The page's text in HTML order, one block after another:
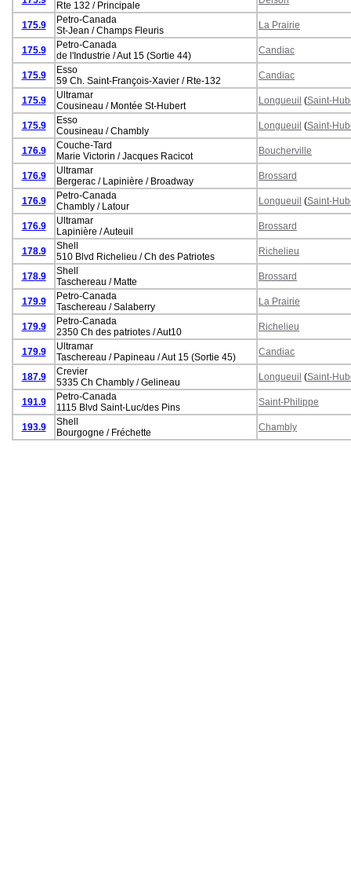
Rte 132 / Principale
175.9
Petro-Canada
St-Jean / Champs Fleuris
La Prairie
175.9
Petro-Canada
de l'Industrie / Aut 15 (Sortie 44)
Candiac
175.9
Esso
59 Ch. Saint-François-Xavier / Rte-132
Candiac
175.9
Ultramar
Cousineau / Montée St-Hubert
Longueuil (Saint-
175.9
Esso
Cousineau / Chambly
Longueuil (Saint-
176.9
Couche-Tard
Marie Victorin / Jacques Racicot
Boucherville
176.9
Ultramar
Bergerac / Lapinière / Broadway
Brossard
176.9
Petro-Canada
Chambly / Latour
Longueuil (Saint-
176.9
Ultramar
Lapinière / Auteuil
Brossard
178.9
Shell
510 Blvd Richelieu / Ch des Patriotes
Richelieu
178.9
Shell
Taschereau / Matte
Brossard
179.9
Petro-Canada
Taschereau / Salaberry
La Prairie
179.9
Petro-Canada
2350 Ch des patriotes / Aut10
Richelieu
179.9
Ultramar
Taschereau / Papineau / Aut 15 (Sortie 45)
Candiac
187.9
Crevier
5335 Ch Chambly / Gelineau
Longueuil (Saint-
191.9
Petro-Canada
1115 Blvd Saint-Luc/des Pins
Saint-Philippe
193.9
Shell
Bourgogne / Fréchette
Chambly